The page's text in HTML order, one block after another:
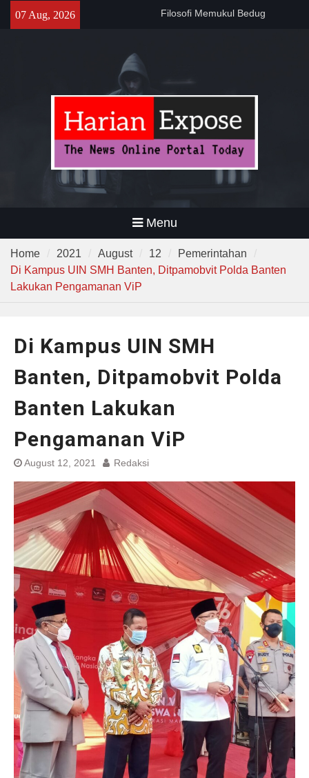
07 Aug, 2026
141 Tahun Stasiun Slawi : “Dari
Narkoba di Sekolah Kebayoran
Lama, DPR Minta Diusut
Tuntas
Filosofi Memukul Bedug
Sebelum Sholat Jum’at
Menu
Home 2021 August 12
Pemerintahan
Di Kampus UIN SMH Banten, Ditpamobvit Polda Banten
Lakukan Pengamanan ViP
Di Kampus UIN SMH
Banten, Ditpamobvit Polda
Banten Lakukan
Pengamanan ViP
August 12, 2021 Redaksi